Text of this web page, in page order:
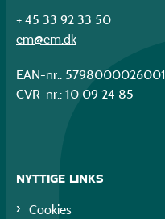
+ 45 33 92 33 50
em@em.dk
EAN-nr.: 5798000026001
CVR-nr.: 10 09 24 85
NYTTIGE LINKS
Cookies